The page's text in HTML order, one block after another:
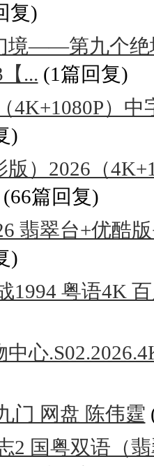
复)
境——第九个绝
... (1篇回复)
4K+1080P）
)
）2026（
(66篇回复)
翡翠台+优酷
)
1994 粤语4K
心
门 网盘 陈伟霆
2 国粤双语（